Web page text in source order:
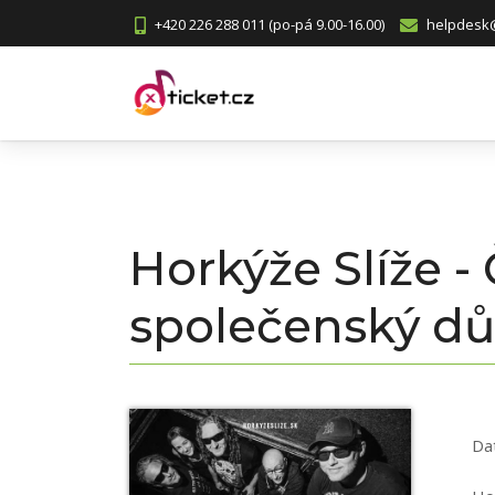
+420 226 288 011 (po-pá 9.00-16.00)
Horkýže Slíže
společenský